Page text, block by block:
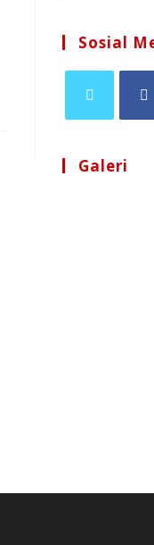
Sosial
Galeri